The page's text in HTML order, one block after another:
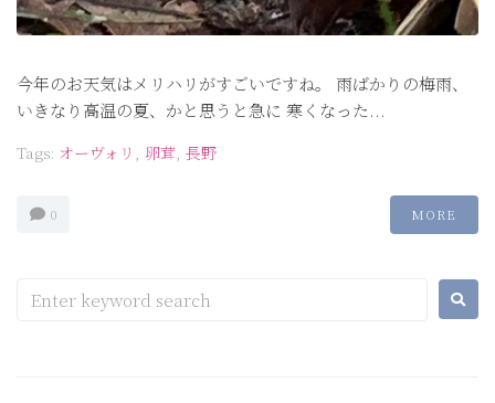
今年のお天気はメリハリがすごいですね。 雨ばかりの梅雨、
いきなり高温の夏、かと思うと急に 寒くなった...
Tags: オーヴォリ 卵茸 長野
0 MORE